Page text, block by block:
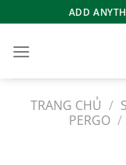
qua
nội
ADD
TRANG CHỦ /
PERGO /